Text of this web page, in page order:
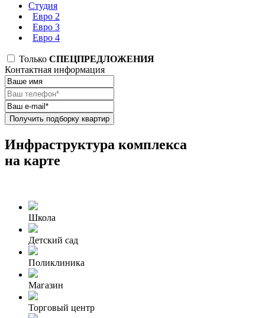
Студия
Евро 2
Евро 3
Евро 4
Только СПЕЦПРЕДЛОЖЕНИЯ
Контактная информация
Получить подборку квартир
Инфраструктура комплекса
на карте
Школа
Детский сад
Поликлиника
Магазин
Торговый центр